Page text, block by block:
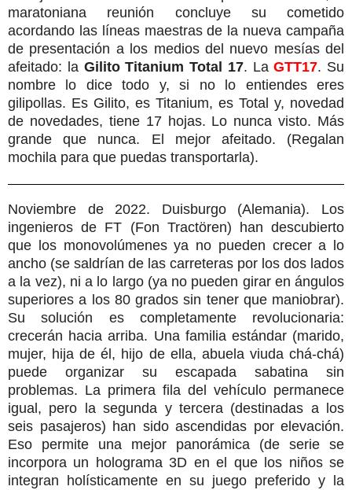
maratoniana reunión concluye su cometido
acordando las líneas maestras de la nueva campaña
de presentación a los medios del nuevo mesías del
afeitado: la GilitoTitanium Total 17. LaGTT17. Su
nombre lo dice todo y, si no lo entiendes eres
gilipollas. Es Gilito, es Titanium, es Total y, novedad
de novedades, tiene 17 hojas. Lo nunca visto. Más
grande que nunca. El mejor afeitado. (Regalan
mochila para que puedas transportarla).
Noviembre de 2022. Duisburgo (Alemania). Los
ingenieros de FT (Fon Tractören) han descubierto
que los monovolúmenes ya no pueden crecer a lo
ancho (se saldrían de las carreteras por los dos lados
a la vez), ni a lo largo (ya no pueden girar en ángulos
superiores a los 80 grados sin tener que maniobrar).
Su solución es completamente revolucionaria:
crecerán hacia arriba. Una familia estándar (marido,
mujer, hija de él, hijo de ella, abuela viuda chá-chá)
puede organizar su escapada sabatina sin
problemas. La primera fila del vehículo permanece
igual, pero la segunda y tercera (destinadas a los
seis pasajeros) han sido ascendidas por elevación.
Eso permite una mejor panorámica (de serie se
incorpora un holograma 3D en el que los niños se
integran holísticamente en su juego preferido y la